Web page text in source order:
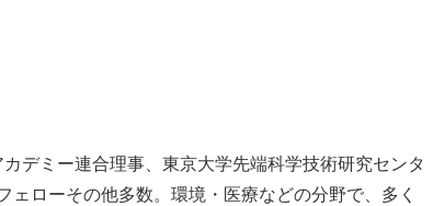
デミー連合理事、東京大学先端科学技術研究センタ
ローその他多数。環境・医療などの分野で、多く